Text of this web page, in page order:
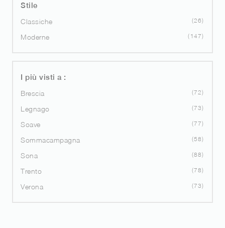
Stile
Classiche
26
Moderne 147
I più visti a :
Brescia
72
Legnago 73
Soave 77
Sommacampagna 58
Sona 88
Trento 78
Verona 73